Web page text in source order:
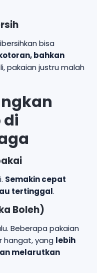
bisa
bahkan
pakaian justru malah
di
Semakin cepat
tertinggal.
Boleh)
Beberapa pakaian
hangat, yang lebih
melarutkan